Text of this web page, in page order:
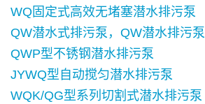
WQ固定式高效无堵塞潜水排污泵
QW潜水式排污泵，QW潜水排污泵
QWP型不锈钢潜水排污泵
JYWQ型自动搅匀潜水排污泵
WQK/QG型系列切割式潜水排污泵